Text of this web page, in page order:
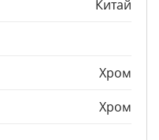
Китай
Хром
Хром